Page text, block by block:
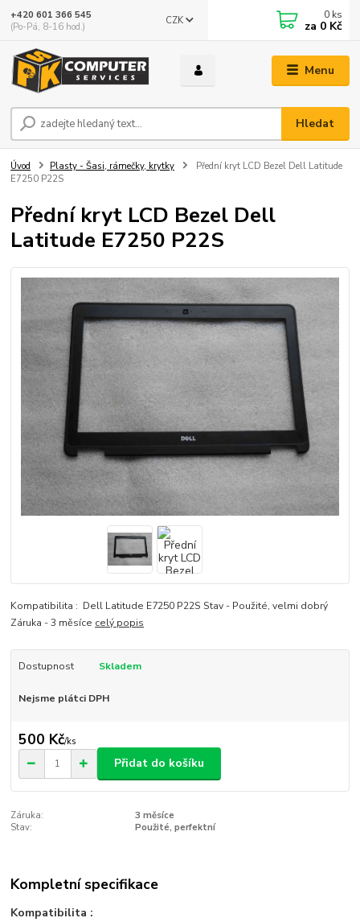
Menu
CZK
Hledat
+420 601 366 545
(Po-Pá, 8-16 hod.)
0 ks
za 0 Kč
Úvod Plasty - Šasi, rámečky, krytky
Přední kryt LCD Bezel Dell Latitude
E7250 P22S
Přední kryt LCD Bezel Dell
Latitude E7250 P22S
Kompatibilita : Dell Latitude E7250 P22S Stav - Použité, velmi dobrý
Záruka - 3 měsíce celý popis
Dostupnost Skladem
Nejsme plátci DPH
500 Kč/ks
Přidat do košíku
Záruka:
3 měsíce
Stav:
Použité, perfektní
Kompletní specifikace
Kompatibilita :